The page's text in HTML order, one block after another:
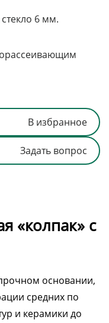
6 мм.
В избранное
Задать вопрос
«колпак» с
основании,
средних по
и керамики до